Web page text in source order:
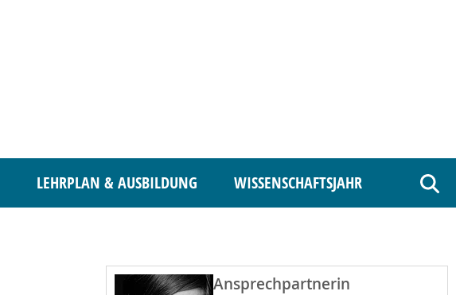
LEHRPLAN & AUSBILDUNG WISSENSCHAFTSJAHR
Ansprechpartnerin